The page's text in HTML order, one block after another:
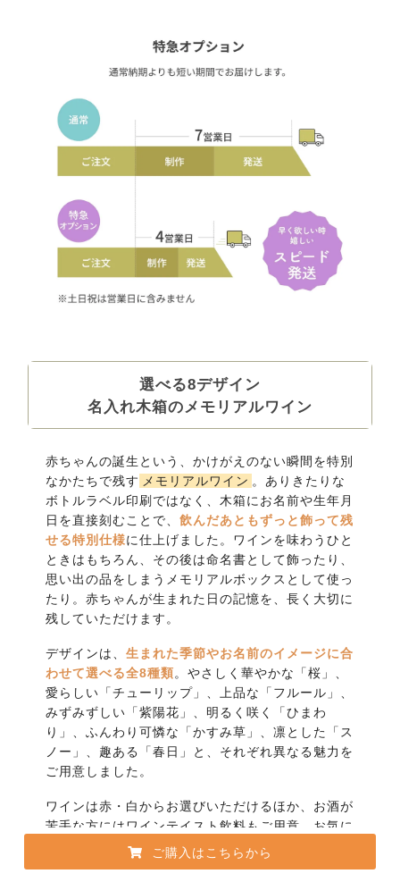
選べる8デザイン
名入れ木箱のメモリアルワイン
赤ちゃんの誕生という、かけがえのない瞬間を特別
なかたちで残す メモリアルワイン 。ありきたりな
ボトルラベル印刷ではなく、木箱にお名前や生年月
日を直接刻むことで、 飲んだあともずっと飾って残
せる特別仕様に仕上げました。ワインを味わうひと
ときはもちろん、その後は命名書として飾ったり、
思い出の品をしまうメモリアルボックスとして使っ
たり。赤ちゃんが生まれた日の記憶を、長く大切に
残していただけます。
デザインは、 生まれた季節やお名前のイメージに合
わせて選べる全8種類。やさしく華やかな「桜」、
愛らしい「チューリップ」、上品な「フルール」、
みずみずしい「紫陽花」、明るく咲く「ひまわ
り」、ふんわり可憐な「かすみ草」、凛とした「ス
ノー」、趣ある「春日」と、それぞれ異なる魅力を
ご用意しました。
ワインは赤・白からお選びいただけるほか、お酒が
苦手な方にはワインテイスト飲料もご用意。お気に
入りのワインを入れたい方には、木箱のみのご注文
ご購入はこちらから